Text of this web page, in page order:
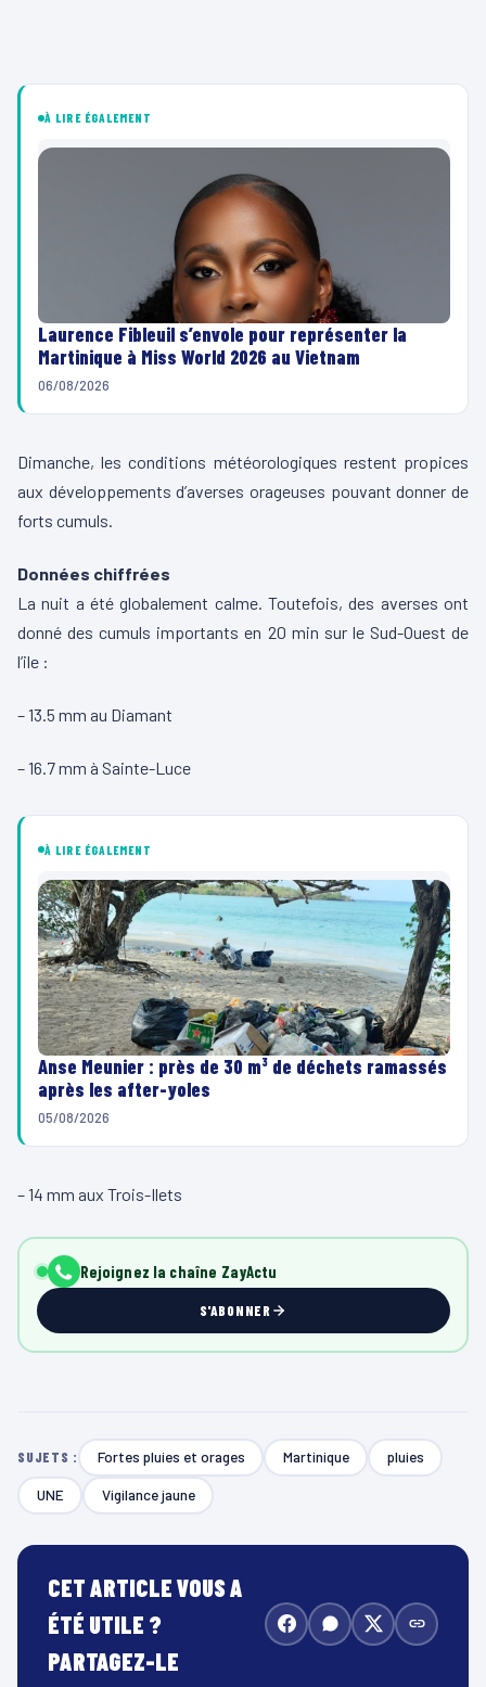
À LIRE ÉGALEMENT
Laurence Fibleuil s’envole pour représenter la
Martinique à Miss World 2026 au Vietnam
06/08/2026
Dimanche, les conditions météorologiques restent propices
aux développements d’averses orageuses pouvant donner de
forts cumuls.
Données chiffrées
La nuit a été globalement calme. Toutefois, des averses ont
donné des cumuls importants en 20 min sur le Sud-Ouest de
l’ile :
– 13.5 mm au Diamant
– 16.7 mm à Sainte-Luce
À LIRE ÉGALEMENT
Anse Meunier : près de 30 m³ de déchets ramassés
après les after-yoles
05/08/2026
– 14 mm aux Trois-Ilets
Rejoignez la chaîne ZayActu
S'ABONNER
SUJETS : Fortes pluies et orages Martinique pluies
UNE Vigilance jaune
CET ARTICLE VOUS A
ÉTÉ UTILE ?
PARTAGEZ-LE